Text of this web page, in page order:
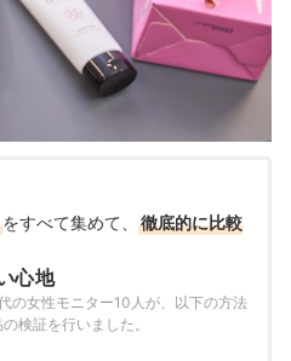
をすべて集めて、
徹底的に比較
心地
の女性モニター10人が、以下の方法
検証を行いました。